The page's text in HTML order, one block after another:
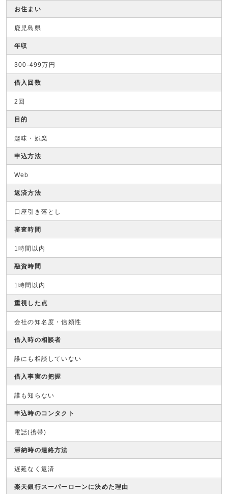
お住まい
鹿児島県
年収
300-499万円
借入回数
2回
目的
趣味・娯楽
申込方法
Web
返済方法
口座引き落とし
審査時間
1時間以内
融資時間
1時間以内
重視した点
会社の知名度・信頼性
借入時の相談者
誰にも相談していない
借入事実の把握
誰も知らない
申込時のコンタクト
電話(携帯)
滞納時の連絡方法
遅延なく返済
楽天銀行スーパーローンに決めた理由